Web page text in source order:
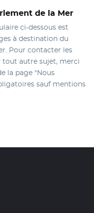
de la Mer
ci-dessous est
à destination du
Pour contacter les
tout autre sujet, merci
la page "Nous
sauf mentions